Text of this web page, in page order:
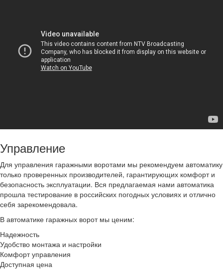
Управление
Для управления гаражными воротами мы рекомендуем автоматику
только проверенных производителей, гарантирующих комфорт и
безопасность эксплуатации. Вся предлагаемая нами автоматика
прошла тестирование в российских погодных условиях и отлично
себя зарекомендовала.
В автоматике гаражных ворот мы ценим:
Надежность
Удобство монтажа и настройки
Комфорт управления
Доступная цена